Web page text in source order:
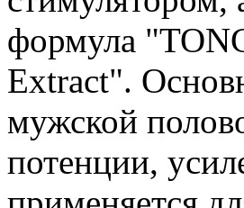
формула
Extract".
мужской
потенции,